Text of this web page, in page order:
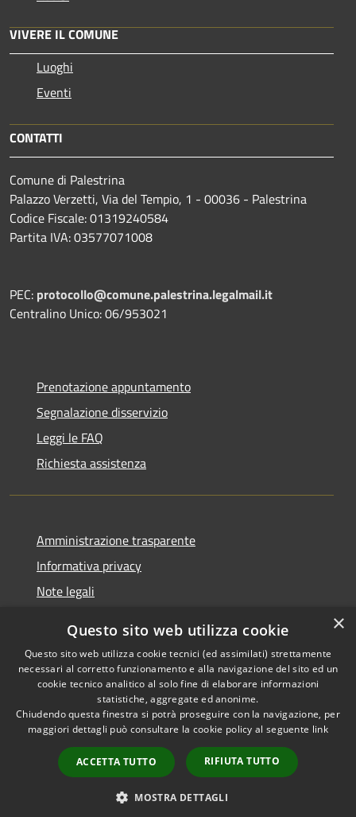
VIVERE IL COMUNE
Luoghi
Eventi
CONTATTI
Comune di Palestrina
Palazzo Verzetti, Via del Tempio, 1 - 00036 - Palestrina
Codice Fiscale: 01319240584
Partita IVA: 03577071008
PEC: protocollo@comune.palestrina.legalmail.it
Centralino Unico: 06/953021
Prenotazione appuntamento
Segnalazione disservizio
Leggi le FAQ
Richiesta assistenza
Amministrazione trasparente
Informativa privacy
Note legali
Accessibilità
Privacy
Mappa del sito
Copyright © 2026 • Comune di
Palestrina • Powered by
Municipium•Accesso
redazione
×
Questo sito web utilizza cookie
Questo sito web utilizza cookie tecnici (ed assimilati) strettamente
necessari al corretto funzionamento e alla navigazione del sito ed un
cookie tecnico analitico al solo fine di elaborare informazioni
statistiche, aggregate ed anonime.
Chiudendo questa finestra si potrà proseguire con la navigazione, per
maggiori dettagli può consultare la cookie policy al seguente link
ACCETTA TUTTO RIFIUTA TUTTO
MOSTRA DETTAGLI